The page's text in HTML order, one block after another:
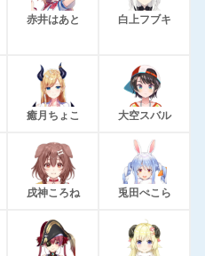
赤井はあと 白上フブキ
癒月ちょこ 大空スバル
戌神ころね 兎田ぺこら